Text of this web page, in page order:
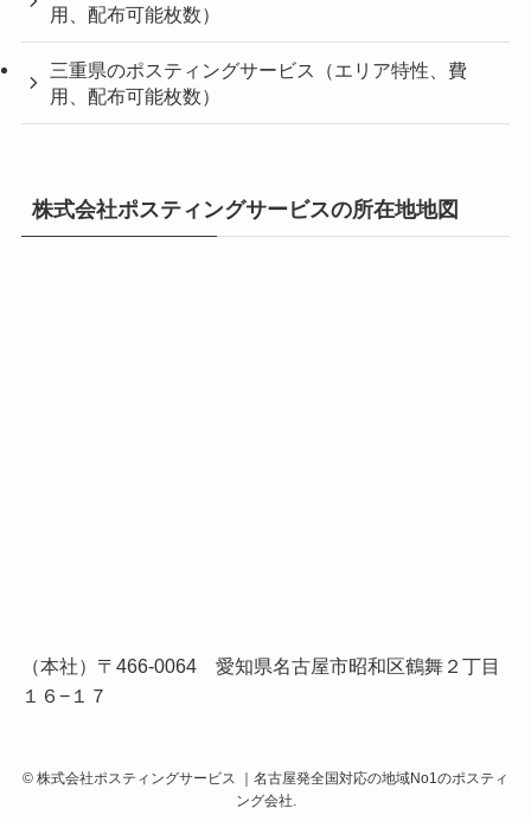
用、配布可能枚数）
三重県のポスティングサービス（エリア特性、費
用、配布可能枚数）
株式会社ポスティングサービスの所在地地図
（本社）〒466-0064 愛知県名古屋市昭和区鶴舞２丁目
１６−１７
© 株式会社ポスティングサービス ｜名古屋発全国対応の地域No1のポスティ
ング会社.